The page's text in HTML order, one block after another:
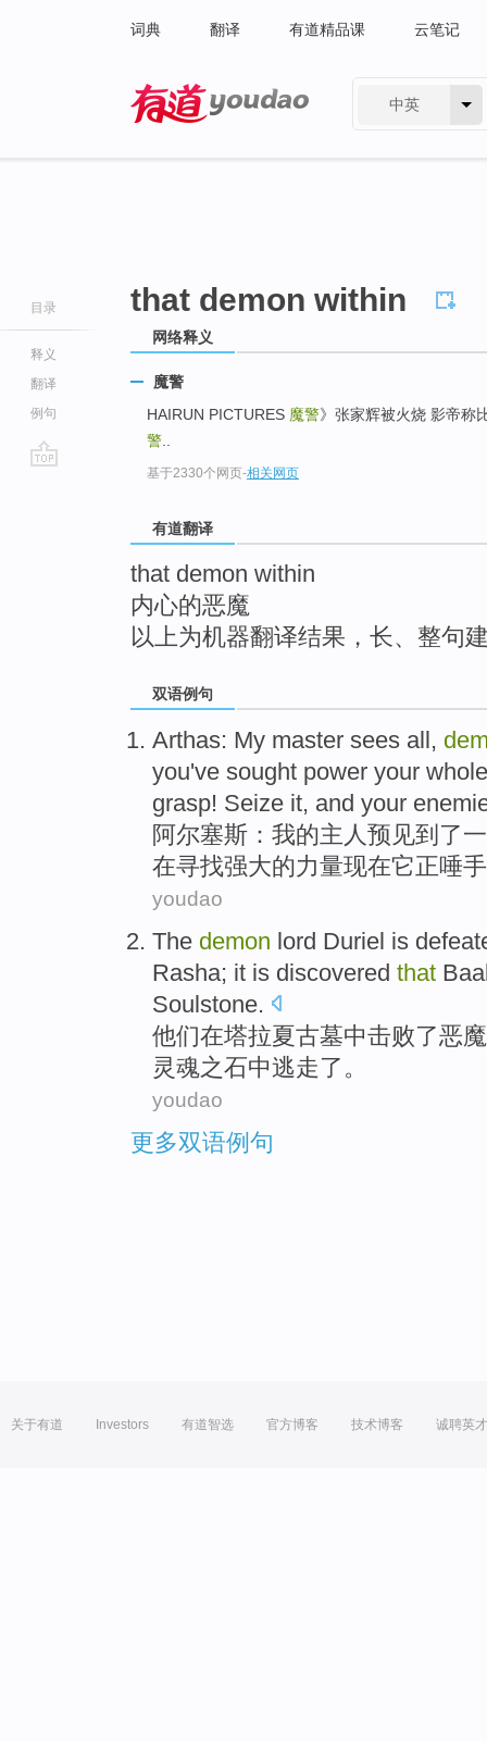
词典 翻译 有道精品课 云笔记
中英
目录
释义
翻译
例句
that demon within
网络释义
魔警
HAIRUN PICTURES 魔警》张家辉被火烧 影帝称
警
基于2330个网页-相关网页
有道翻译
that demon within
内心的恶魔
以上为机器翻译结果，长、整句
双语例句
Arthas: My master sees all,
you've sought power your
grasp! Seize it, and your
阿尔塞斯： 我的主人预见到了
在寻找强大的力量现在它正唾
youdao
The demon lord Duriel is
Rasha; it is discovered that
Soulstone.
他们在塔拉夏古墓中击败了恶魔
灵魂之石中逃走了。
youdao
更多双语例句
关于有道 Investors 有道智选 官方博客 技术博客 诚聘英才